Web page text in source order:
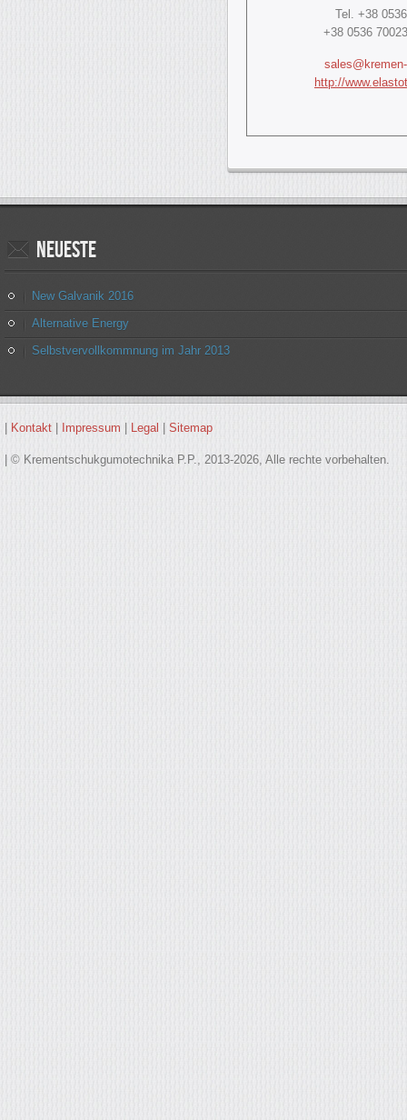
Tel. +38
+38 0536
http://
Neueste
New Galvanik 2016
Alternative Energy
Selbstvervollkommnung im Jahr 2013
Kontakt Impressum Legal Sitemap
| © Krementschukgumotechnika P.P., 2013-2026, Alle rechte vorbehalten.